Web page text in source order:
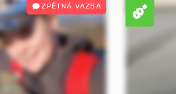
ZPĚTNÁ VAZBA